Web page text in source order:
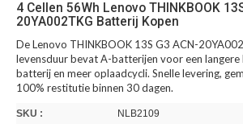
4 Cellen 56Wh Lenovo THINKBOOK
20YA002TKG Batterij Kopen
De Lenovo THINKBOOK 13S G3 ACN-
levensduur bevat A-batterijen voor een langere
batterij en meer oplaadcycli. Snelle levering,
100% restitutie binnen 30 dagen.
SKU :
NLB2109